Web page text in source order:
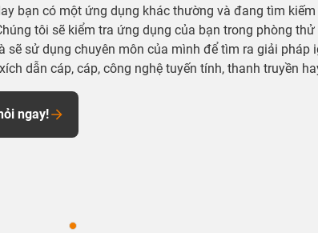
bạn có một ứng dụng khác thường và đang tìm
tôi sẽ kiểm tra ứng dụng của bạn trong phòng
sẽ sử dụng chuyên môn của mình để tìm ra giải pháp
dẫn cáp, cáp, công nghệ tuyến tính, thanh truyền
ngay!